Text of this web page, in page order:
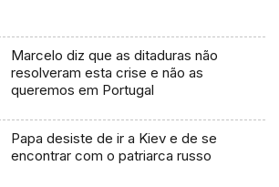
Marcelo diz que as ditaduras não
resolveram esta crise e não as
queremos em Portugal
Papa desiste de ir a Kiev e de se
encontrar com o patriarca russo